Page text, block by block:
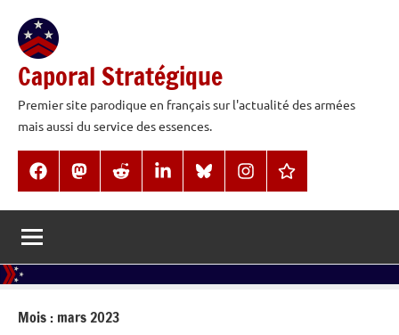
contenu
Caporal Stratégique
Premier site parodique en français sur l'actualité des armées
mais aussi du service des essences.
FacebookMastodonReddit LinkedInBlueSkyInstagramThreads
Mois : mars 2023